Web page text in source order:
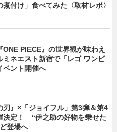
煮付け」食べてみた〈取材レポ〉
ONE PIECE』の世界観が味わえ
ネエスト新宿で「レゴ ワンピ
ベント開催へ
刃』×「ジョイフル」第3弾＆第4
決定！ “伊之助の好物を乗せた
登場へ